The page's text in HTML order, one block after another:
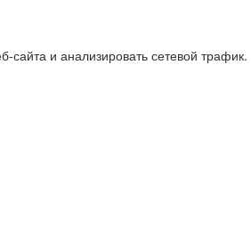
и анализировать сетевой трафик.